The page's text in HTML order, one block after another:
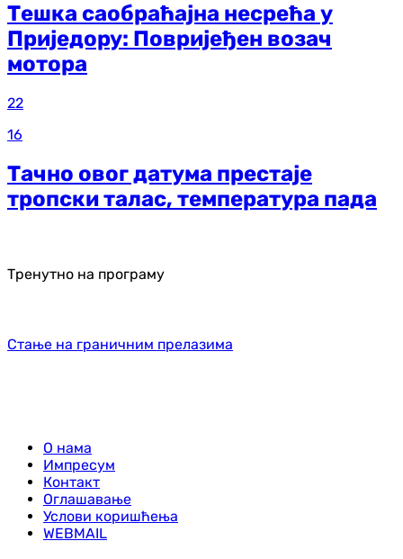
Тешка саобраћајна несрећа у
Приједору: Повријеђен возач
мотора
22
16
Тачно овог датума престаје
тропски талас, температура пада
Тренутно на програму
Стање на граничним прелазима
О нама
Импресум
Контакт
Оглашавање
Услови коришћења
WEBMAIL